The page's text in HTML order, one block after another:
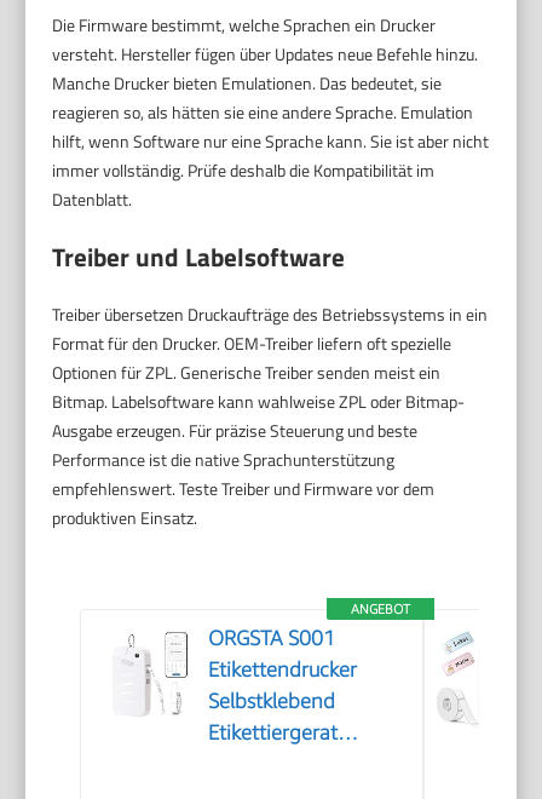
Die Firmware bestimmt, welche Sprachen ein Drucker
versteht. Hersteller fügen über Updates neue Befehle hinzu.
Manche Drucker bieten Emulationen. Das bedeutet, sie
reagieren so, als hätten sie eine andere Sprache. Emulation
hilft, wenn Software nur eine Sprache kann. Sie ist aber nicht
immer vollständig. Prüfe deshalb die Kompatibilität im
Datenblatt.
Treiber und Labelsoftware
Treiber übersetzen Druckaufträge des Betriebssystems in ein
Format für den Drucker. OEM-Treiber liefern oft spezielle
Optionen für ZPL. Generische Treiber senden meist ein
Bitmap. Labelsoftware kann wahlweise ZPL oder Bitmap-
Ausgabe erzeugen. Für präzise Steuerung und beste
Performance ist die native Sprachunterstützung
empfehlenswert. Teste Treiber und Firmware vor dem
produktiven Einsatz.
ANGEBOT
ORGSTA S001
Etikettendrucker
Selbstklebend
Etikettiergerat